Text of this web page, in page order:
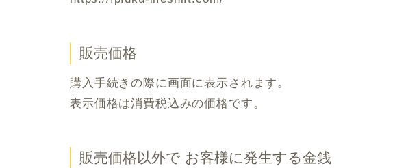
販売価格
購入手続きの際に画面に表示されます。
表示価格は消費税込みの価格です。
販売価格以外で お客様に発生する金銭